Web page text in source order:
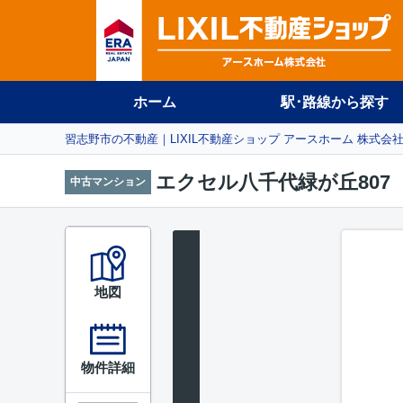
ホーム 駅･路線から探す
習志野市の不動産｜LIXIL不動産ショップ アースホーム 株式会社
中古マンション エクセル八千代緑が丘807
地図
物件詳細